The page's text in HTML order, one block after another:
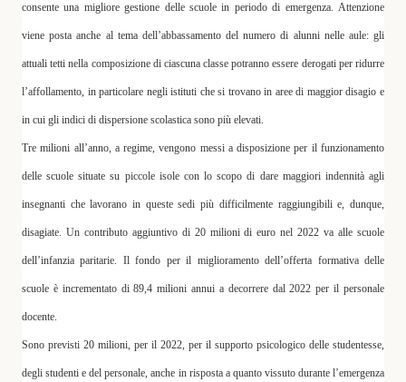
consente una migliore gestione delle scuole in periodo di emergenza. Attenzione
viene posta anche al tema dell’abbassamento del numero di alunni nelle aule:gli
attuali tetti nella composizione di ciascuna classe potranno essere derogati per ridurre
l’affollamento, in particolare negli istituti che si trovano in aree di maggior disagio e
in cui gli indici di dispersione scolastica sono più elevati.
Tre milioni all’anno, a regime, vengono messi a disposizione per il funzionamento
delle scuole situate su piccole isole con lo scopo di dare maggiori indennità agli
insegnanti che lavorano in queste sedi più difficilmente raggiungibili e, dunque,
disagiate. Un contributo aggiuntivo di 20 milioni di euro nel 2022 va alle scuole
dell’infanzia paritarie. Il fondo per il miglioramento dell’offerta formativa delle
scuole è incrementato di89,4 milioni annui a decorrere dal 2022 per il personale
docente.
Sono previsti 20 milioni, per il 2022, per il supporto psicologico delle studentesse,
degli studenti e del personale, anche in risposta a quanto vissuto durante l’emergenza